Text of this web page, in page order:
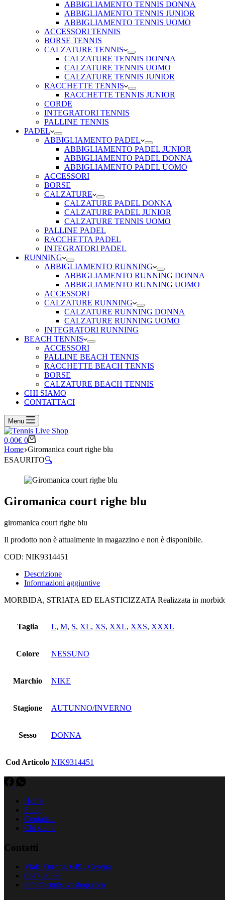
ABBIGLIAMENTO TENNIS DONNA
ABBIGLIAMENTO TENNIS JUNIOR
ABBIGLIAMENTO TENNIS UOMO
ACCESSORI TENNIS
BORSE TENNIS
CALZATURE TENNIS
CALZATURE TENNIS DONNA
CALZATURE TENNIS UOMO
CALZATURE TENNIS JUNIOR
RACCHETTE TENNIS
RACCHETTE TENNIS JUNIOR
CORDE
INTEGRATORI TENNIS
PALLINE TENNIS
PADEL
ABBIGLIAMENTO PADEL
ABBIGLIAMENTO PADEL JUNIOR
ABBIGLIAMENTO PADEL DONNA
ABBIGLIAMENTO PADEL UOMO
ACCESSORI
BORSE
CALZATURE
CALZATURE PADEL DONNA
CALZATURE PADEL JUNIOR
CALZATURE TENNIS UOMO
PALLINE PADEL
RACCHETTA PADEL
INTEGRATORI PADEL
RUNNING
ABBIGLIAMENTO RUNNING
ABBIGLIAMENTO RUNNING DONNA
ABBIGLIAMENTO RUNNING UOMO
ACCESSORI
CALZATURE RUNNING
CALZATURE RUNNING DONNA
CALZATURE RUNNING UOMO
INTEGRATORI RUNNING
BEACH TENNIS
ACCESSORI
PALLINE BEACH TENNIS
RACCHETTE BEACH TENNIS
BORSE
CALZATURE BEACH TENNIS
CHI SIAMO
CONTATTACI
Menu
Carrello
0,00€ 0
Home Giromanica court righe blu
ESAURITO🔍
Giromanica court righe blu
giromanica court righe blu
Il prodotto non è attualmente in magazzino e non è disponibile.
COD: NIK9314451
Descrizione
Informazioni aggiuntive
MORBIDA, STRIATA ED ELASTICIZZATA Realizzata in morbido
Taglia L, M, S, XL, XS, XXL, XXS, XXXL
Colore NESSUNO
Marchio NIKE
Stagione AUTUNNO/INVERNO
Sesso DONNA
Cod Articolo NIK9314451
Home
Shop
Contattaci
Chi siamo
Contatti
Viale Europa, 649 , Cesena
0547 20580
info@tennisliveshop.com